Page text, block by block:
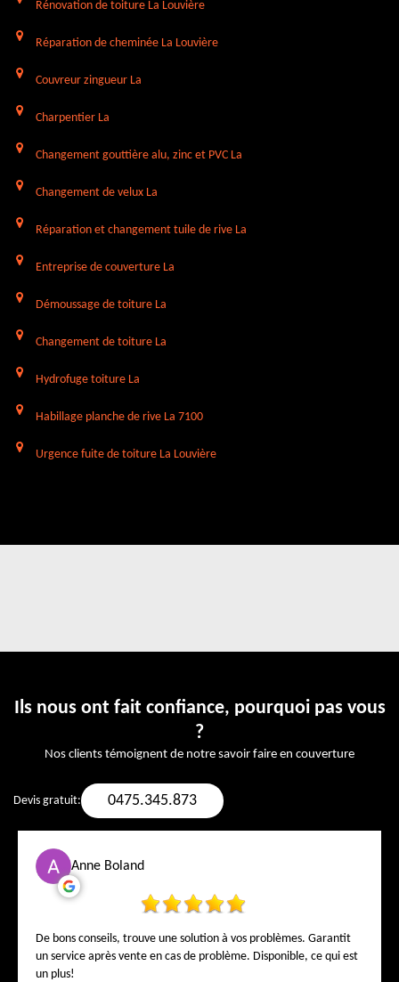
Rénovation de toiture La Louvière
Réparation de cheminée La Louvière
Couvreur zingueur La
Charpentier La
Changement gouttière alu, zinc et PVC La
Changement de velux La
Réparation et changement tuile de rive La
Entreprise de couverture La
Démoussage de toiture La
Changement de toiture La
Hydrofuge toiture La
Habillage planche de rive La 7100
Urgence fuite de toiture La Louvière
Ils nous ont fait confiance, pourquoi pas vous
?
Nos clients témoignent de notre savoir faire en couverture
Devis gratuit: 0475.345.873
Anne Boland
De bons conseils, trouve une solution à vos problèmes. Garantit
un service après vente en cas de problème. Disponible, ce qui est
un plus!